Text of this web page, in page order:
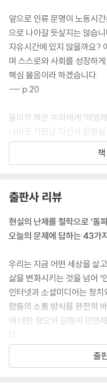
앞으로 인류 문명이 노동시
으로 나아갈 듯싶지는 않습
자유시간에 있지 않을까요?
며 스스로와 사회를 성장하
핵심 물음이라 하겠습니다.
--- p.20
울리히 벡은 우리에게 ‘애벌
나비로 거듭날 자신의 운명
지는 모습을 아쉬워하는 것
상은 결코 부정적이지 않습
철학자 아리스토텔레스에 따
가시간에서 나타납니다. 일
간, 자유인은 자기다움을 가
나 예술에 빠져들고, 고귀한
위해 몸을 관리하는 식으로
란 ‘노동하지 않아도 되는 시
게 지내거나, 술이나 노름 같
지요.
--- p.40
스마트폰은 언제 어디서나
출판사 리뷰
현실의 난제를 철학으로 ‘돌
오늘의 문제에 답하는 43가
우리는 지금 어떤 세상을 살
삶을 변화시키는 것을 넘어 ‘
인터넷과 소셜미디어는 정
람들의 소통 방식을 완전히
에 대한 혐오와 갈등이 만연
다.
『철학으로 돌파하라』는 20
출